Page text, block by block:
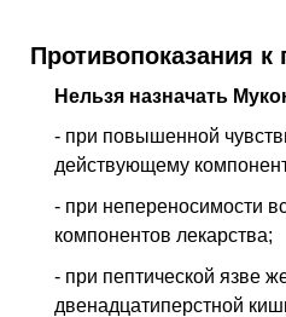
Противопоказания
Нельзя назначать
- при повышенной
действующему
- при непереносимости
компонентов лекарства;
- при пептической язве
двенадцатиперстной